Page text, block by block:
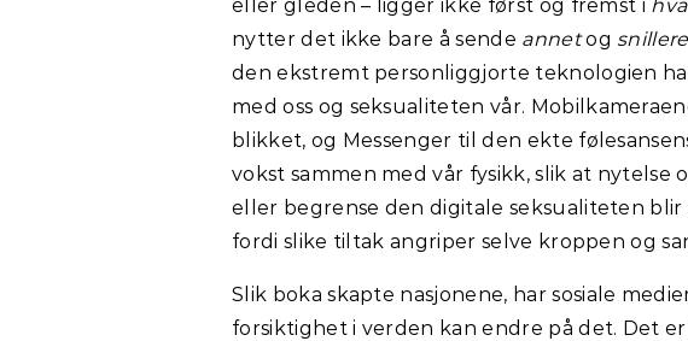
eller gleden – ligger ikke først og fremst i hva
nytter det ikke bare å sende annetog
den ekstremt personliggjorte teknologien
med oss og seksualiteten vår.
blikket, og Messenger til den ekte
vokst sammen med vår fysikk, slik at nytelse
eller begrense den digitale seksualiteten
fordi slike tiltak angriper selve kroppen og
Slik boka skapte nasjonene, har sosiale
forsiktighet i verden kan endre på det. Det